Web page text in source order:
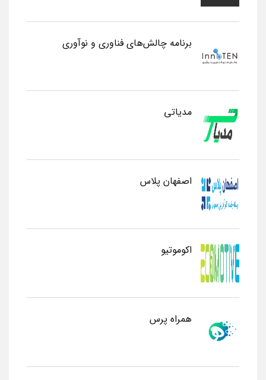
برنامه چالش‌های فناوری و نوآوری
مدیاتی
اصفهان پلاس
اکوموتیو
همراه پرس